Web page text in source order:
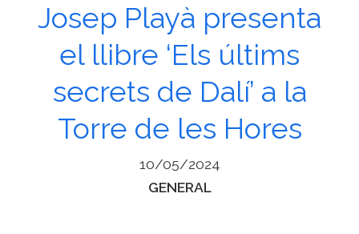
Josep Playà presenta
el llibre ‘Els últims
secrets de Dalí’ a la
Torre de les Hores
10/05/2024
Categories
GENERAL